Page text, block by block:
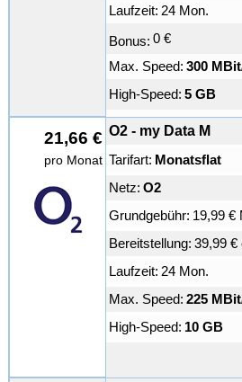
Laufzeit: 24 Mon.
Bonus: 0 €
Max. Speed: 300
High-Speed: 5 GB
21,66 €
pro Monat
O2 - my Data M
Tarifart: Monatsflat
Netz: O2
Grundgebühr: 19,99 €
Bereitstellung: 39,99 €
Laufzeit: 24 Mon.
Max. Speed: 225
High-Speed: 10 GB